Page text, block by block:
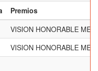
Premios
VISION HONORABLE
VISION HONORABLE